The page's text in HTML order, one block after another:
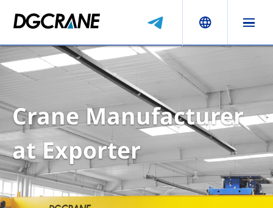
Crane Manufacturer
at Exporter